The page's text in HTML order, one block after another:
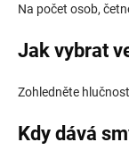
Na počet osob,
Jak vybrat
Zohledněte
Kdy dává